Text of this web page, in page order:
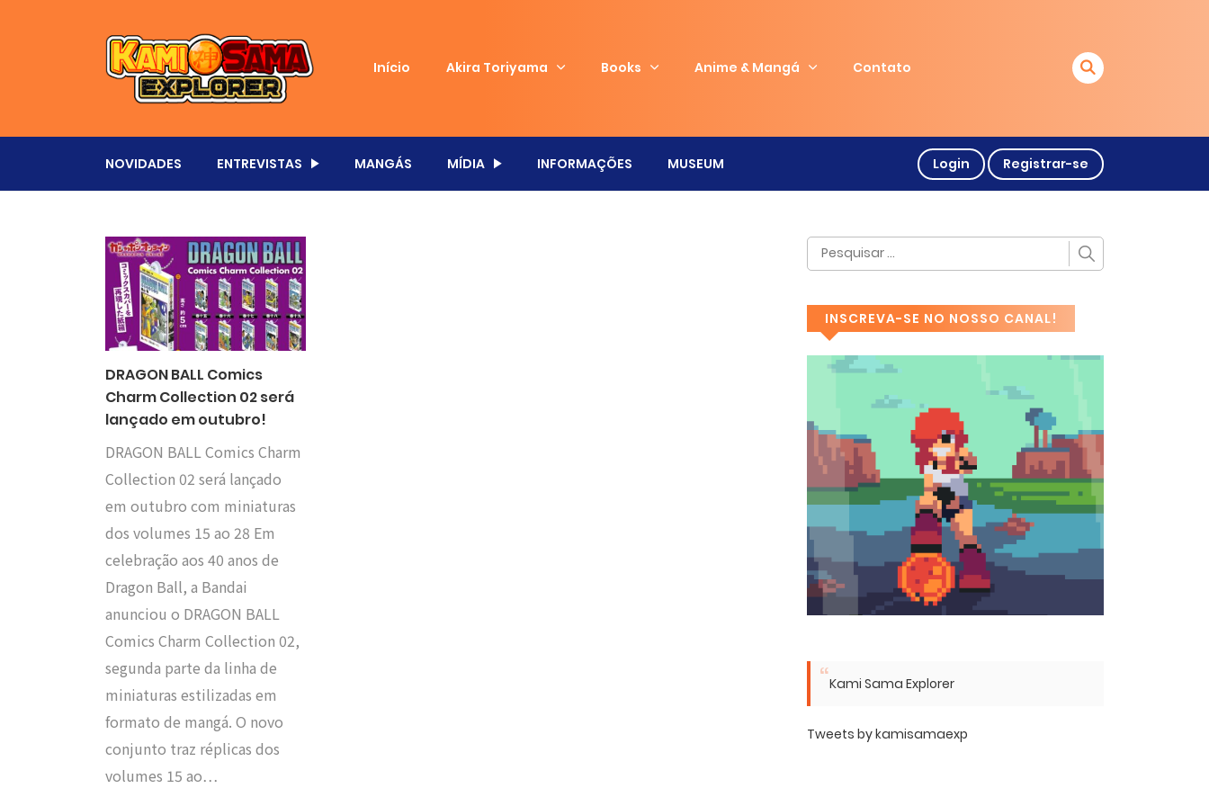
Início Akira Toriyama Books Anime & Mangá Contato
NOVIDADES ENTREVISTAS MANGÁS MÍDIA INFORMAÇÕES MUSEUM Login Registrar-se
DRAGON BALL Comics
Charm Collection 02 será
lançado em outubro!
DRAGON BALL Comics Charm
Collection 02 será lançado
em outubro com miniaturas
dos volumes 15 ao 28 Em
celebração aos 40 anos de
Dragon Ball, a Bandai
anunciou o DRAGON BALL
Comics Charm Collection 02,
segunda parte da linha de
miniaturas estilizadas em
formato de mangá. O novo
conjunto traz réplicas dos
volumes 15 ao…
INSCREVA-SE NO NOSSO CANAL!
Kami Sama Explorer
Tweets by kamisamaexp